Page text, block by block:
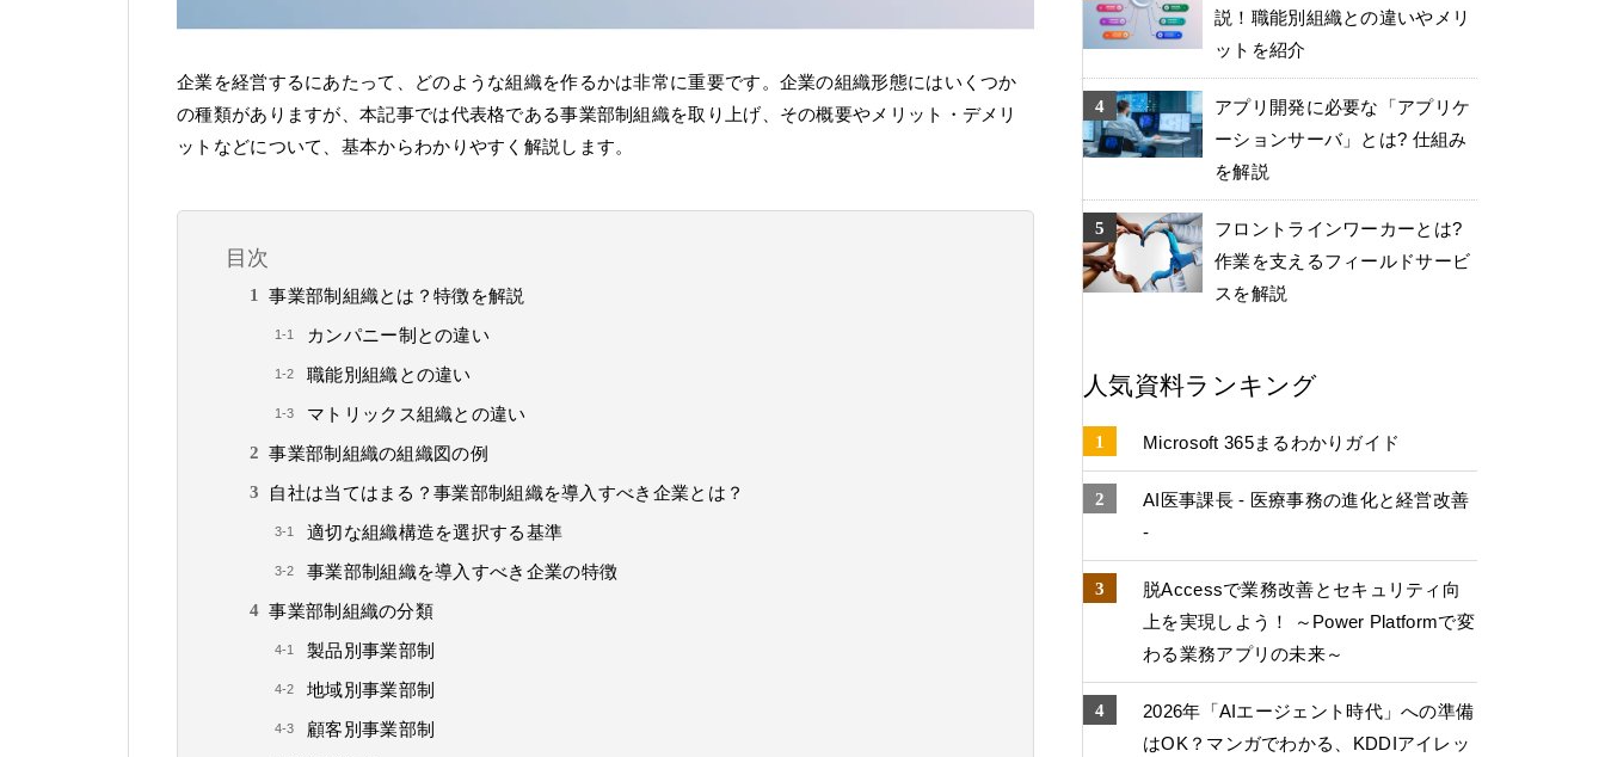
企業を経営するにあたって、どのような組織を作るかは非常に重要です。企業の組織形態にはいくつか
の種類がありますが、本記事では代表格である事業部制組織を取り上げ、その概要やメリット・デメリ
ットなどについて、基本からわかりやすく解説します。
目次
事業部制組織とは？特徴を解説
カンパニー制との違い
職能別組織との違い
マトリックス組織との違い
事業部制組織の組織図の例
自社は当てはまる？事業部制組織を導入すべき企業とは？
適切な組織構造を選択する基準
事業部制組織を導入すべき企業の特徴
事業部制組織の分類
製品別事業部制
地域別事業部制
顧客別事業部制
説！職能別組織との違いやメリ
ットを紹介
アプリ開発に必要な「アプリケ
ーションサーバ」とは? 仕組み
を解説
フロントラインワーカーとは?
作業を支えるフィールドサービ
スを解説
人気資料ランキング
Microsoft 365まるわかりガイド
AI医事課長 - 医療事務の進化と経営改善
-
脱Accessで業務改善とセキュリティ向
上を実現しよう！ ～Power Platformで変
わる業務アプリの未来～
2026年「AIエージェント時代」への準備
はOK？マンガでわかる、KDDIアイレッ